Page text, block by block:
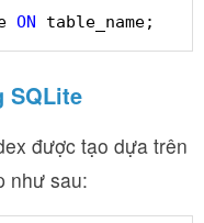
ON table_name;
SQLite
được tạo dựa trên
như sau: